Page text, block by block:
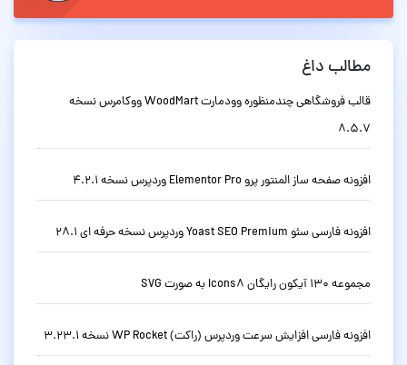
مطالب داغ
قالب فروشگاهی چندمنظوره وودمارت WoodMart ووکامرس نسخه
8.5.7
افزونه صفحه ساز المنتور پرو Elementor Pro وردپرس نسخه 4.2.1
افزونه فارسی سئو Yoast SEO Premium وردپرس نسخه حرفه ای 28.1
مجموعه 130 آیکون رایگان Icons8 به صورت SVG
افزونه فارسی افزایش سرعت وردپرس (راکت) WP Rocket نسخه 3.23.1